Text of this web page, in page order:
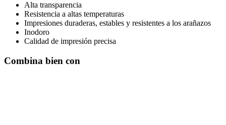
Alta transparencia
Resistencia a altas temperaturas
Impresiones duraderas, estables y resistentes a los arañazos
Inodoro
Calidad de impresión precisa
Combina bien con